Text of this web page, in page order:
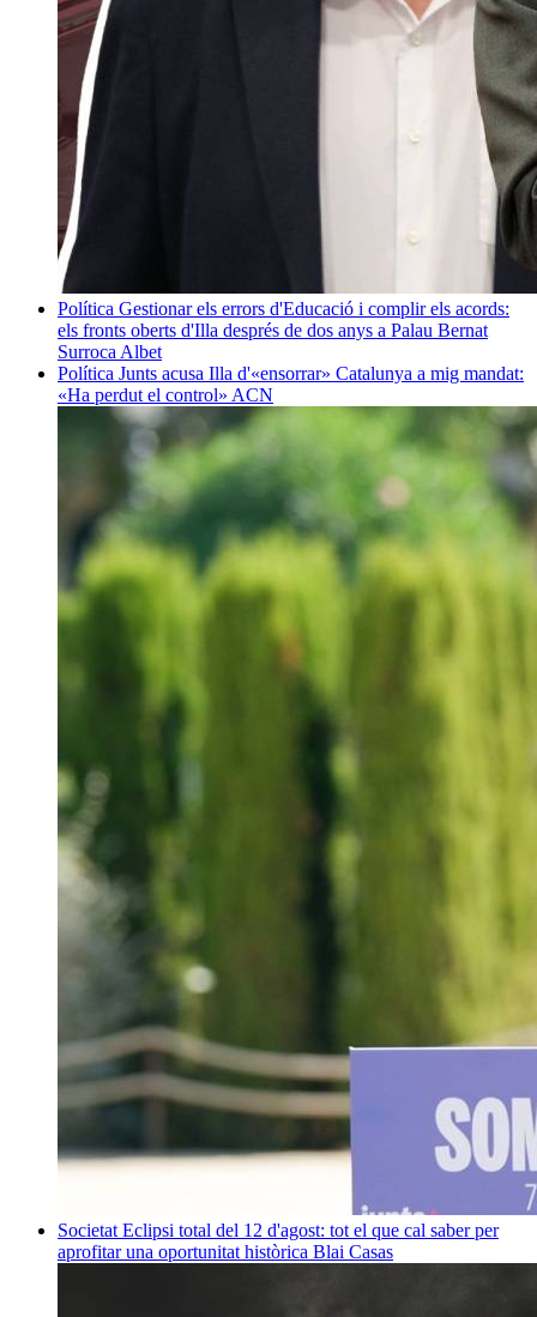
Política Gestionar els errors d'Educació i complir els acords:
els fronts oberts d'Illa després de dos anys a Palau Bernat
Surroca Albet
Política Junts acusa Illa d'«ensorrar» Catalunya a mig mandat:
«Ha perdut el control» ACN
Societat Eclipsi total del 12 d'agost: tot el que cal saber per
aprofitar una oportunitat històrica Blai Casas